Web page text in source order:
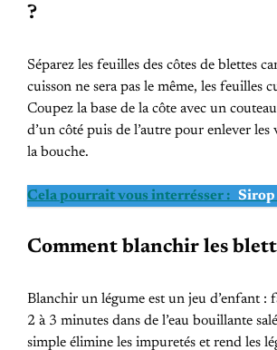
?
Séparez les feuilles des côtes de blettes
cuisson ne sera pas le même, les feuilles
Coupez la base de la côte avec un
d’un côté puis de l’autre pour enlever les
la bouche.
Cela pourrait vous interrésser : Sirop
Comment blanchir les
Blanchir un légume est un jeu d’enfant :
2 à 3 minutes dans de l’eau bouillante
simple élimine les impuretés et rend les